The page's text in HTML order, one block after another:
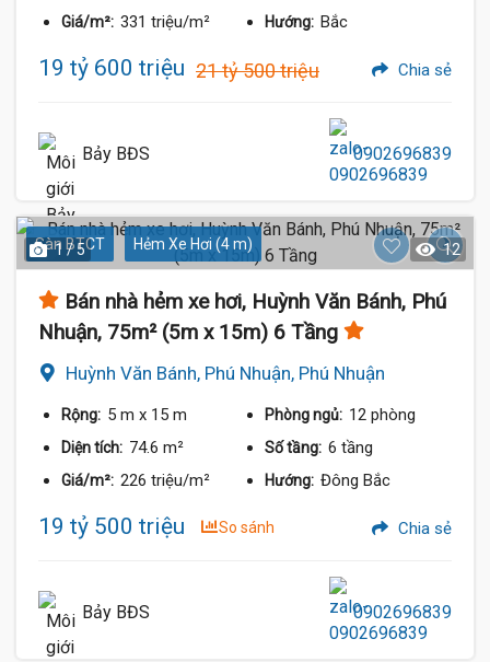
Giá/m²: 331 triệu/m² Hướng: Bắc
19 tỷ 600 triệu 21 tỷ 500 triệu Chia sẻ
Bảy BĐS 0902696839
Sàn BTCT Hẻm Xe Hơi (4 m)
1 / 5 12
Bán nhà hẻm xe hơi, Huỳnh Văn Bánh, Phú
Nhuận, 75m² (5m x 15m) 6 Tầng
Huỳnh Văn Bánh, Phú Nhuận, Phú Nhuận
Rộng: 5 m x 15 m Phòng ngủ: 12 phòng
Diện tích: 74.6 m² Số tầng: 6 tầng
Giá/m²: 226 triệu/m² Hướng: Đông Bắc
19 tỷ 500 triệu So sánh Chia sẻ
Bảy BĐS 0902696839